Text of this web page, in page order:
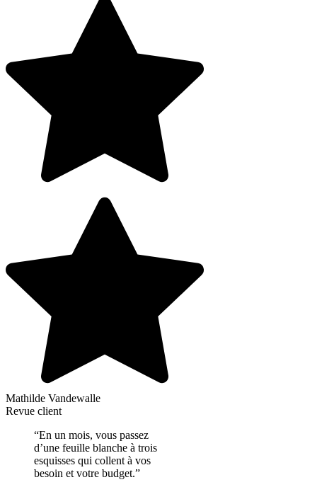
Mathilde Vandewalle
Revue client
“En un mois, vous passez
d’une feuille blanche à trois
esquisses qui collent à vos
besoin et votre budget.”